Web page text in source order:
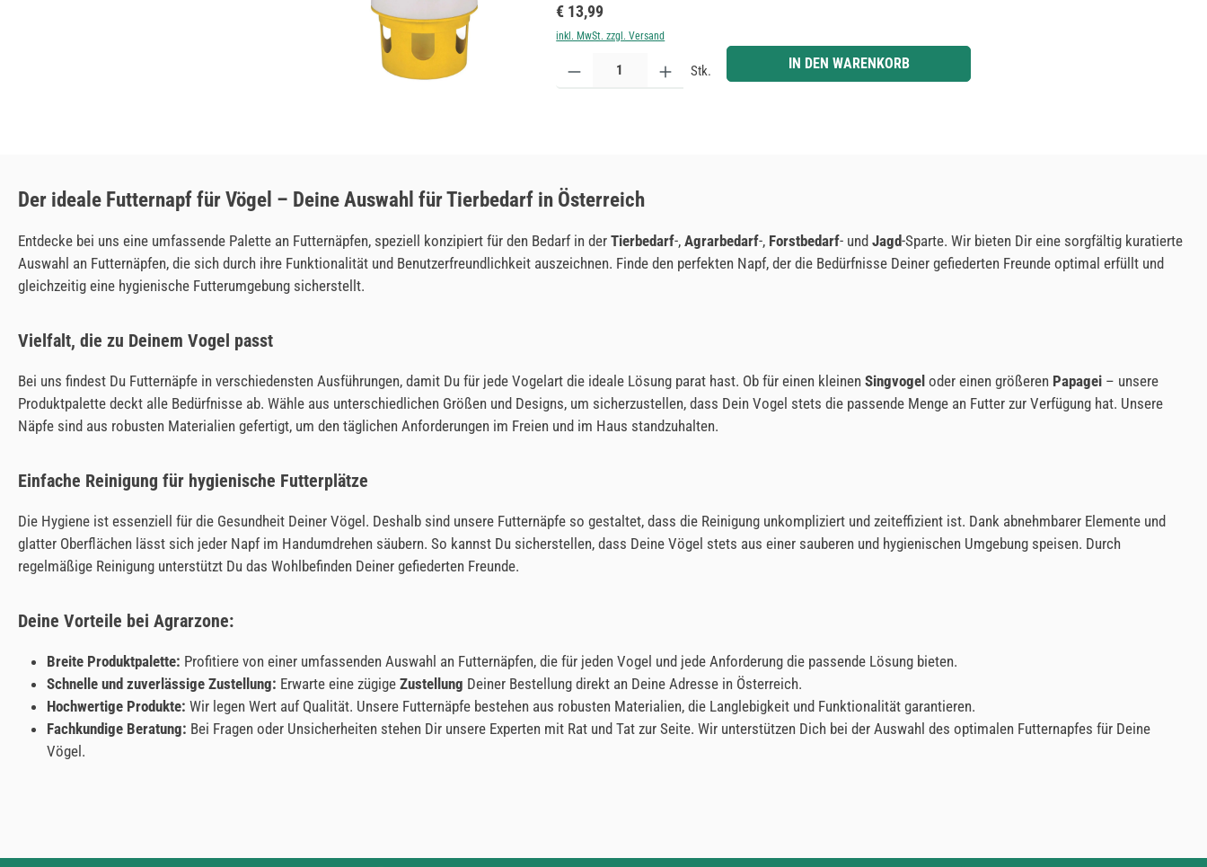
Regulärer Preis:
€ 13,99
inkl. MwSt. zzgl. Versand
Produkt Anzahl: Gib den gewünschten Wert ein oder benutze die Schaltflächen um die Anzahl zu erhöhen oder zu reduzieren.
Stk. IN DEN WARENKORB
Der ideale Futternapf für Vögel – Deine Auswahl für Tierbedarf in Österreich
Entdecke bei uns eine umfassende Palette an Futternäpfen, speziell konzipiert für den Bedarf in der Tierbedarf-, Agrarbedarf-, Forstbedarf- und Jagd-Sparte. Wir bieten Dir eine sorgfältig kuratierte
Auswahl an Futternäpfen, die sich durch ihre Funktionalität und Benutzerfreundlichkeit auszeichnen. Finde den perfekten Napf, der die Bedürfnisse Deiner gefiederten Freunde optimal erfüllt und
gleichzeitig eine hygienische Futterumgebung sicherstellt.
Vielfalt, die zu Deinem Vogel passt
Bei uns findest Du Futternäpfe in verschiedensten Ausführungen, damit Du für jede Vogelart die ideale Lösung parat hast. Ob für einen kleinen Singvogel oder einen größeren Papagei – unsere
Produktpalette deckt alle Bedürfnisse ab. Wähle aus unterschiedlichen Größen und Designs, um sicherzustellen, dass Dein Vogel stets die passende Menge an Futter zur Verfügung hat. Unsere
Näpfe sind aus robusten Materialien gefertigt, um den täglichen Anforderungen im Freien und im Haus standzuhalten.
Einfache Reinigung für hygienische Futterplätze
Die Hygiene ist essenziell für die Gesundheit Deiner Vögel. Deshalb sind unsere Futternäpfe so gestaltet, dass die Reinigung unkompliziert und zeiteffizient ist. Dank abnehmbarer Elemente und
glatter Oberflächen lässt sich jeder Napf im Handumdrehen säubern. So kannst Du sicherstellen, dass Deine Vögel stets aus einer sauberen und hygienischen Umgebung speisen. Durch
regelmäßige Reinigung unterstützt Du das Wohlbefinden Deiner gefiederten Freunde.
Deine Vorteile bei Agrarzone:
Breite Produktpalette: Profitiere von einer umfassenden Auswahl an Futternäpfen, die für jeden Vogel und jede Anforderung die passende Lösung bieten.
Schnelle und zuverlässige Zustellung: Erwarte eine zügige Zustellung Deiner Bestellung direkt an Deine Adresse in Österreich.
Hochwertige Produkte: Wir legen Wert auf Qualität. Unsere Futternäpfe bestehen aus robusten Materialien, die Langlebigkeit und Funktionalität garantieren.
Fachkundige Beratung: Bei Fragen oder Unsicherheiten stehen Dir unsere Experten mit Rat und Tat zur Seite. Wir unterstützen Dich bei der Auswahl des optimalen Futternapfes für Deine
Vögel.